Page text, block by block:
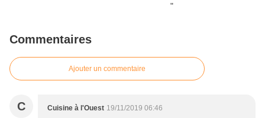
Commentaires
Ajouter un commentaire
C Cuisine à l'Ouest 19/11/2019 06:46